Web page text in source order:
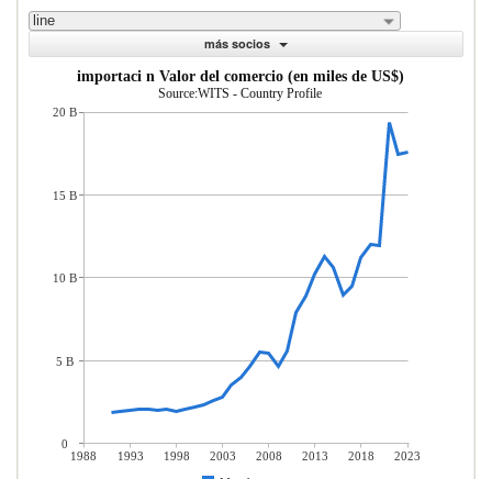
line
más socios
importaci n Valor del comercio (en miles de US$)
Source:WITS - Country Profile
1988 1993 1998 2003 2008 2013 2018
2023
20 B
15 B
10 B
5 B
0